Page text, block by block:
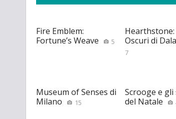
Fire Emblem:
Fortune’s Weave
5
Oscuri di
7
Museum of Senses di
Milano
15
Scrooge e
del Natale